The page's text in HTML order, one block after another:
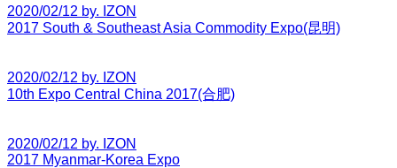
2020/02/12 by. IZON
2017 South & Southeast Asia Commodity Expo(昆明)
2020/02/12 by. IZON
10th Expo Central China 2017(合肥)
2020/02/12 by. IZON
2017 Myanmar-Korea Expo